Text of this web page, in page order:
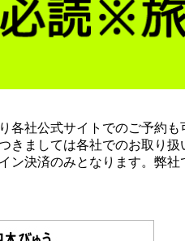
各社公式サイトでのご予約も
きましては各社でのお取り
ン決済のみとなります。弊社